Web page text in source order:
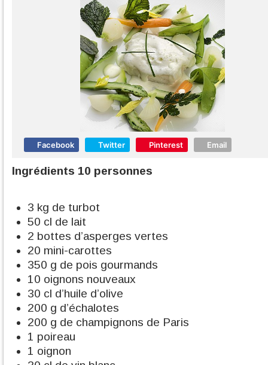
Facebook Twitter Pinterest Email
Ingrédients 10 personnes
3 kg de turbot
50 cl de lait
2 bottes d’asperges vertes
20 mini-carottes
350 g de pois gourmands
10 oignons nouveaux
30 cl d’huile d’olive
200 g d’échalotes
200 g de champignons de Paris
1 poireau
1 oignon